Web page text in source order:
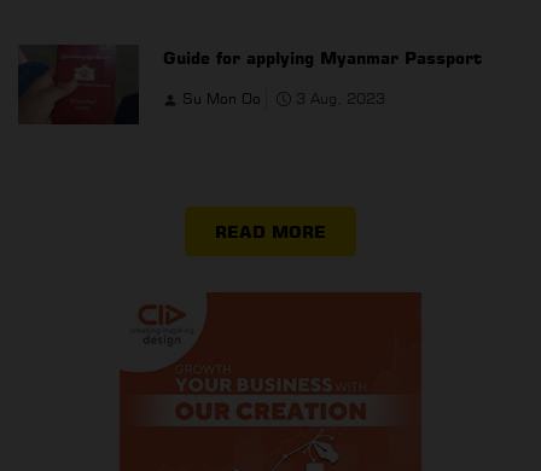
Guide for applying Myanmar Passport
Su Mon Oo 3 Aug, 2023
READ MORE